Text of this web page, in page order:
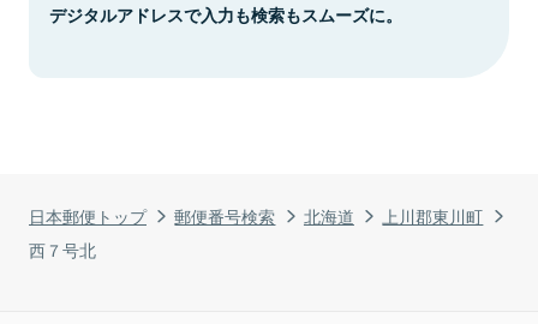
日本郵便トップ 郵便番号検索 北海道
上川郡東川町
西７号北
デジタルアドレスで入力も検索もスムーズに。